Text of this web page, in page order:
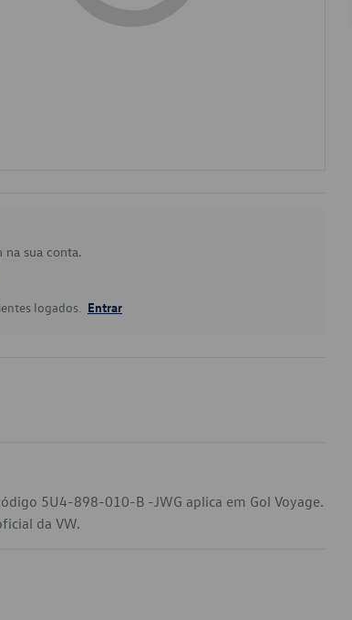
na sua conta.
logados. Entrar
5U4-898-010-B -JWG aplica em Gol Voyage.
da VW.